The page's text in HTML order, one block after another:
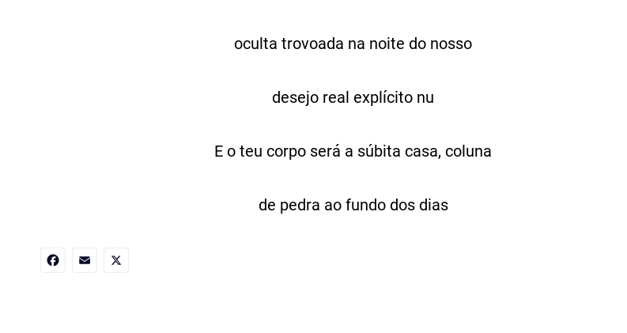
oculta trovoada na noite do nosso
desejo real explícito nu
E o teu corpo será a súbita casa, coluna
de pedra ao fundo dos dias